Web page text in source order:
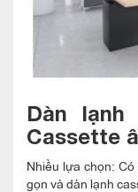
Dàn
Cassette
Nhiều lựa chọn:
gọn và dàn lạnh